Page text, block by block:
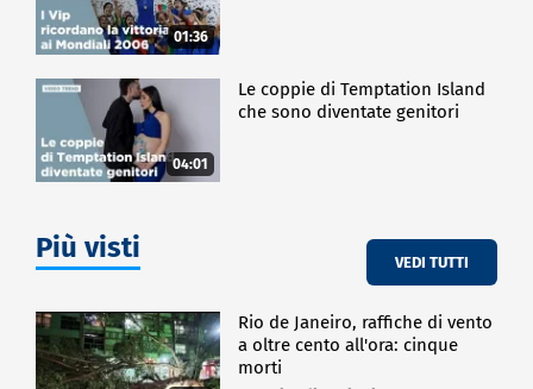
01:36
04:01
Le coppie di Temptation Island
che sono diventate genitori
Più visti VEDI TUTTI
Rio de Janeiro, raffiche di vento
a oltre cento all'ora: cinque
morti